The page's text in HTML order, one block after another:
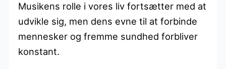
Musikens rolle i vores liv fortsætter med at
udvikle sig, men dens evne til at forbinde
mennesker og fremme sundhed forbliver
konstant.